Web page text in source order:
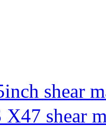
shear
shear